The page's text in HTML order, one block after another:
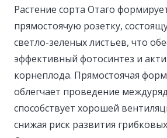
Растение сорта Отаго
прямостоячую розетку,
светло-зеленых листьев, что
эффективный фотосинтез и
корнеплода. Прямостоячая
облегчает проведение
способствует хорошей
снижая риск развития